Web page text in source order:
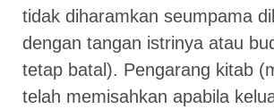
tidak diharamkan seumpama
dengan tangan istrinya atau
tetap batal). Pengarang kitab
telah memisahkan apabila